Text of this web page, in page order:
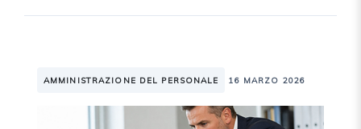
AMMINISTRAZIONE DEL PERSONALE 16 MARZO 2026